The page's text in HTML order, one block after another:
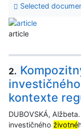
Selected
article
2.
kontexte
DUBOVSKÁ,
investičného životné